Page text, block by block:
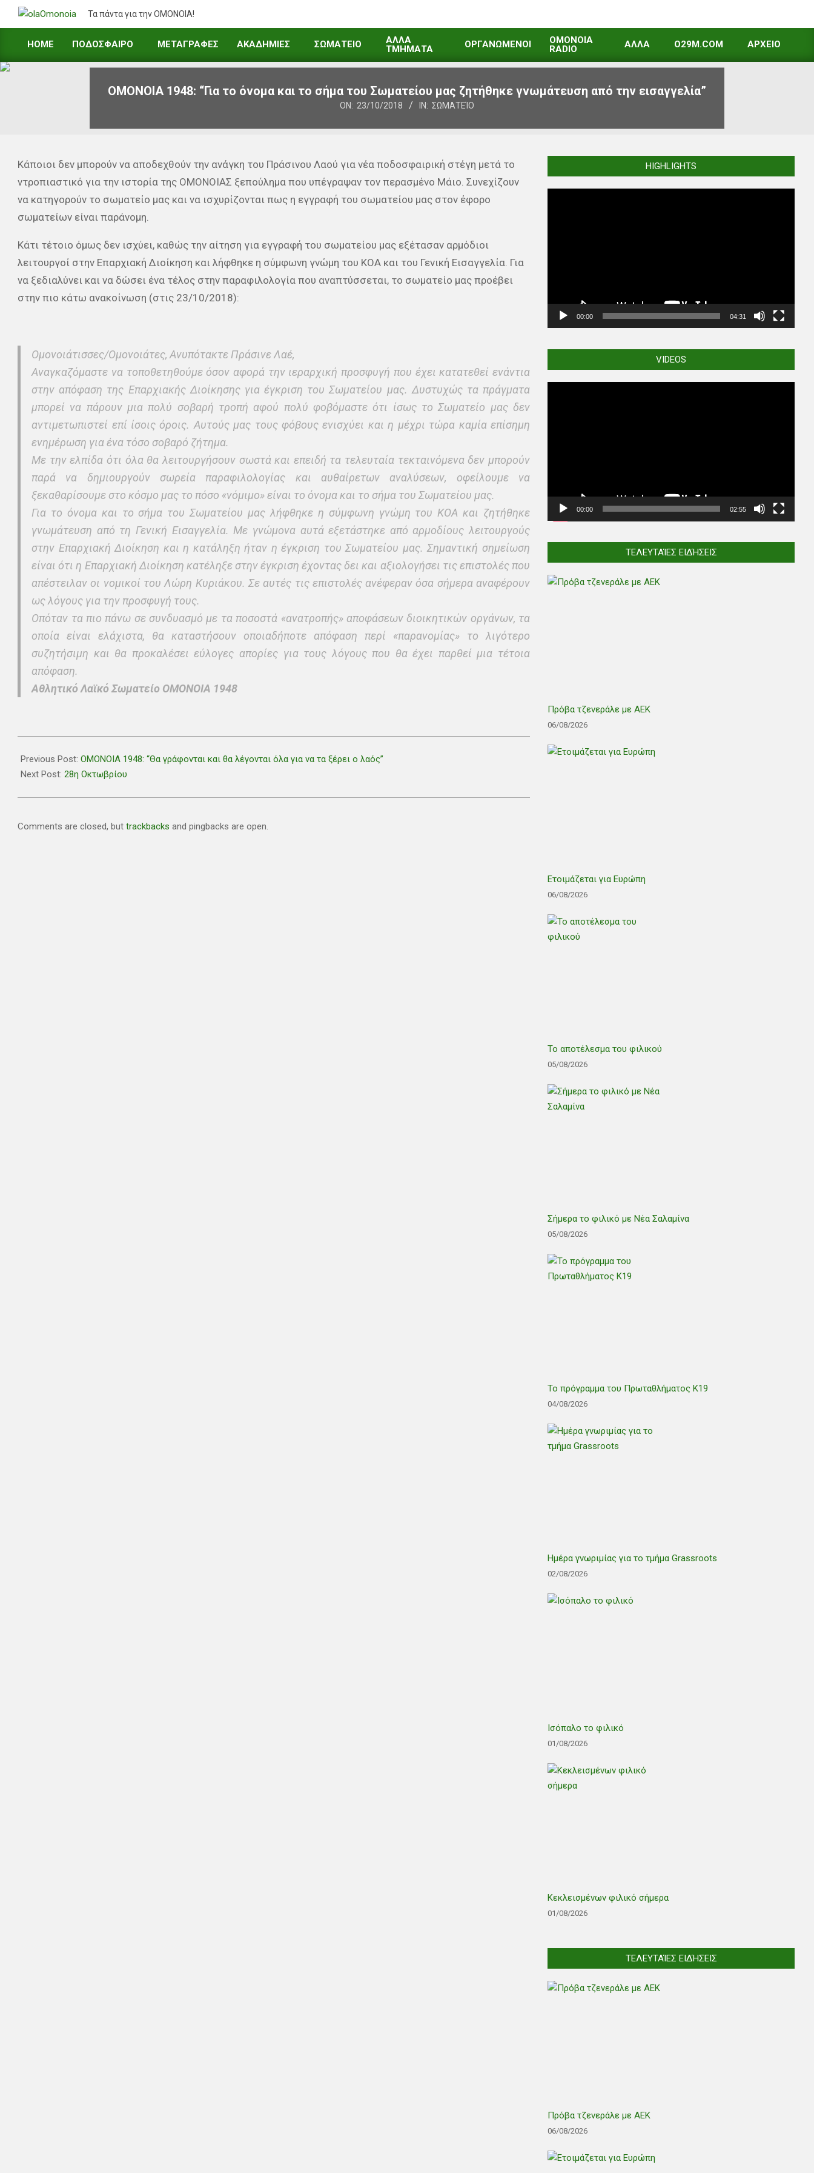
Τα πάντα για την ΟΜΟΝΟΙΑ!
HOME ΠΟΔΟΣΦΑΙΡΟ ΜΕΤΑΓΡΑΦΕΣ ΑΚΑΔΗΜΙΕΣ ΣΩΜΑΤΕΙΟ
ΑΛΛΑ
ΤΜΗΜΑΤΑ
ΟΡΓΑΝΩΜΕΝΟΙ
OMONOIA
RADIO
ΑΛΛΑ O29M.COM ΑΡΧΕΙΟ
ΟΜΟΝΟΙΑ 1948: “Για το όνομα και το σήμα του Σωματείου μας ζητήθηκε γνωμάτευση από την εισαγγελία”
ON: 23/10/2018 IN: ΣΩΜΑΤΕΊΟ
Κάποιοι δεν μπορούν να αποδεχθούν την ανάγκη του Πράσινου Λαού για νέα ποδοσφαιρική στέγη μετά το
ντροπιαστικό για την ιστορία της ΟΜΟΝΟΙΑΣ ξεπούλημα που υπέγραψαν τον περασμένο Μάιο. Συνεχίζουν
να κατηγορούν το σωματείο μας και να ισχυρίζονται πως η εγγραφή του σωματείου μας στον έφορο
σωματείων είναι παράνομη.
Κάτι τέτοιο όμως δεν ισχύει, καθώς την αίτηση για εγγραφή του σωματείου μας εξέτασαν αρμόδιοι
λειτουργοί στην Επαρχιακή Διοίκηση και λήφθηκε η σύμφωνη γνώμη του ΚΟΑ και του Γενική Εισαγγελία. Για
να ξεδιαλύνει και να δώσει ένα τέλος στην παραφιλολογία που αναπτύσσεται, το σωματείο μας προέβει
στην πιο κάτω ανακοίνωση (στις 23/10/2018):
Ομονοιάτισσες/Ομονοιάτες, Ανυπότακτε Πράσινε Λαέ,
Αναγκαζόμαστε να τοποθετηθούμε όσον αφορά την ιεραρχική προσφυγή που έχει κατατεθεί ενάντια
στην απόφαση της Επαρχιακής Διοίκησης για έγκριση του Σωματείου μας. Δυστυχώς τα πράγματα
μπορεί να πάρουν μια πολύ σοβαρή τροπή αφού πολύ φοβόμαστε ότι ίσως το Σωματείο μας δεν
αντιμετωπιστεί επί ίσοις όροις. Αυτούς μας τους φόβους ενισχύει και η μέχρι τώρα καμία επίσημη
ενημέρωση για ένα τόσο σοβαρό ζήτημα.
Με την ελπίδα ότι όλα θα λειτουργήσουν σωστά και επειδή τα τελευταία τεκταινόμενα δεν μπορούν
παρά να δημιουργούν σωρεία παραφιλολογίας και αυθαίρετων αναλύσεων, οφείλουμε να
ξεκαθαρίσουμε στο κόσμο μας το πόσο «νόμιμο» είναι το όνομα και το σήμα του Σωματείου μας.
Για το όνομα και το σήμα του Σωματείου μας λήφθηκε η σύμφωνη γνώμη του ΚΟΑ και ζητήθηκε
γνωμάτευση από τη Γενική Εισαγγελία. Με γνώμονα αυτά εξετάστηκε από αρμοδίους λειτουργούς
στην Επαρχιακή Διοίκηση και η κατάληξη ήταν η έγκριση του Σωματείου μας. Σημαντική σημείωση
είναι ότι η Επαρχιακή Διοίκηση κατέληξε στην έγκριση έχοντας δει και αξιολογήσει τις επιστολές που
απέστειλαν οι νομικοί του Λώρη Κυριάκου. Σε αυτές τις επιστολές ανέφεραν όσα σήμερα αναφέρουν
ως λόγους για την προσφυγή τους.
Οπόταν τα πιο πάνω σε συνδυασμό με τα ποσοστά «ανατροπής» αποφάσεων διοικητικών οργάνων, τα
οποία είναι ελάχιστα, θα καταστήσουν οποιαδήποτε απόφαση περί «παρανομίας» το λιγότερο
συζητήσιμη και θα προκαλέσει εύλογες απορίες για τους λόγους που θα έχει παρθεί μια τέτοια
απόφαση.
Αθλητικό Λαϊκό Σωματείο ΟΜΟΝΟΙΑ 1948
10-
23
Previous Post: ΟΜΟΝΟΙΑ 1948: “Θα γράφονται και θα λέγονται όλα για να τα ξέρει ο λαός”
Next Post: 28η Οκτωβρίου
Comments are closed, but trackbacks and pingbacks are open.
HIGHLIGHTS
00:00 04:31
VIDEOS
00:00 02:55
ΤΕΛΕΥΤΑΊΕΣ ΕΙΔΉΣΕΙΣ
Πρόβα τζενεράλε με ΑΕΚ
06/08/2026
Ετοιμάζεται για Ευρώπη
06/08/2026
Το αποτέλεσμα του φιλικού
05/08/2026
Σήμερα το φιλικό με Νέα Σαλαμίνα
05/08/2026
Το πρόγραμμα του Πρωταθλήματος Κ19
04/08/2026
Ημέρα γνωριμίας για το τμήμα Grassroots
02/08/2026
Ισόπαλο το φιλικό
01/08/2026
Κεκλεισμένων φιλικό σήμερα
01/08/2026
ΤΕΛΕΥΤΑΊΕΣ ΕΙΔΉΣΕΙΣ
Πρόβα τζενεράλε με ΑΕΚ
06/08/2026